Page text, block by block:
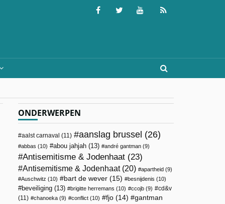
ONDERWERPEN
aalst carnaval (11) aanslag brussel (26)
abbas (10) abou jahjah (13) andré gantman (9)
Antisemitisme & Jodenhaat (23)
Antisemitisme & Jodenhaat(20) apartheid (9)
Auschwitz (10) bart de wever (15) besnijdenis (10)
beveiliging (13) brigitte herremans (10) ccojb (9)
cd&v
(11)
chanoeka (9) conflict (10) fjo (14) gantman